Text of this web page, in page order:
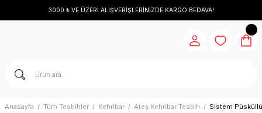
3000 ₺ VE ÜZERİ ALIŞVERİŞLERİNİZDE KARGO BEDAVA!
Anasayfa Tüm Tesbihler Kehribar Ateş Kehribar Tesbih Sistem